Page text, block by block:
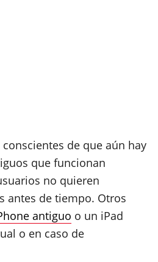
de que aún hay
que funcionan
no quieren
antes de tiempo. Otros
antiguo o un iPad
o en caso de